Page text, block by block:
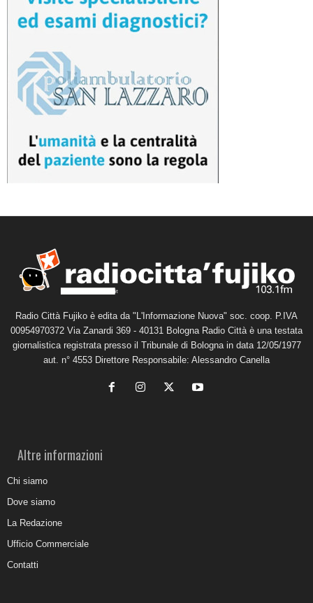
Radio Città Fujiko è edita da "L'Informazione Nuova" soc. coop. P.IVA
00954970372 Via Zanardi 369 - 40131 Bologna Radio Città è una testata
giornalistica registrata presso il Tribunale di Bologna in data 12/05/1977
aut. n° 4553 Direttore Responsabile: Alessandro Canella
Altre informazioni
Chi siamo
Dove siamo
La Redazione
Ufficio Commerciale
Contatti